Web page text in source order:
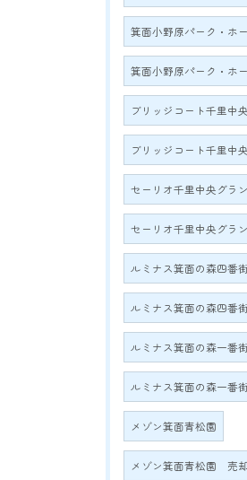
箕面小野原パーク・ホ
箕面小野原パーク・ホ
ブリッジコート千里中央
ブリッジコート千里中
セーリオ千里中央グラ
セーリオ千里中央グラ
ルミナス箕面の森四番街
ルミナス箕面の森四番
ルミナス箕面の森一番街
ルミナス箕面の森一番
メゾン箕面青松園
メゾン箕面青松園 売却